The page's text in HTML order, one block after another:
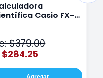
Casio FX-
$379.00
$284.25